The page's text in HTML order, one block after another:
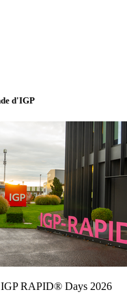
d'IGP
RAPID® Days 2026